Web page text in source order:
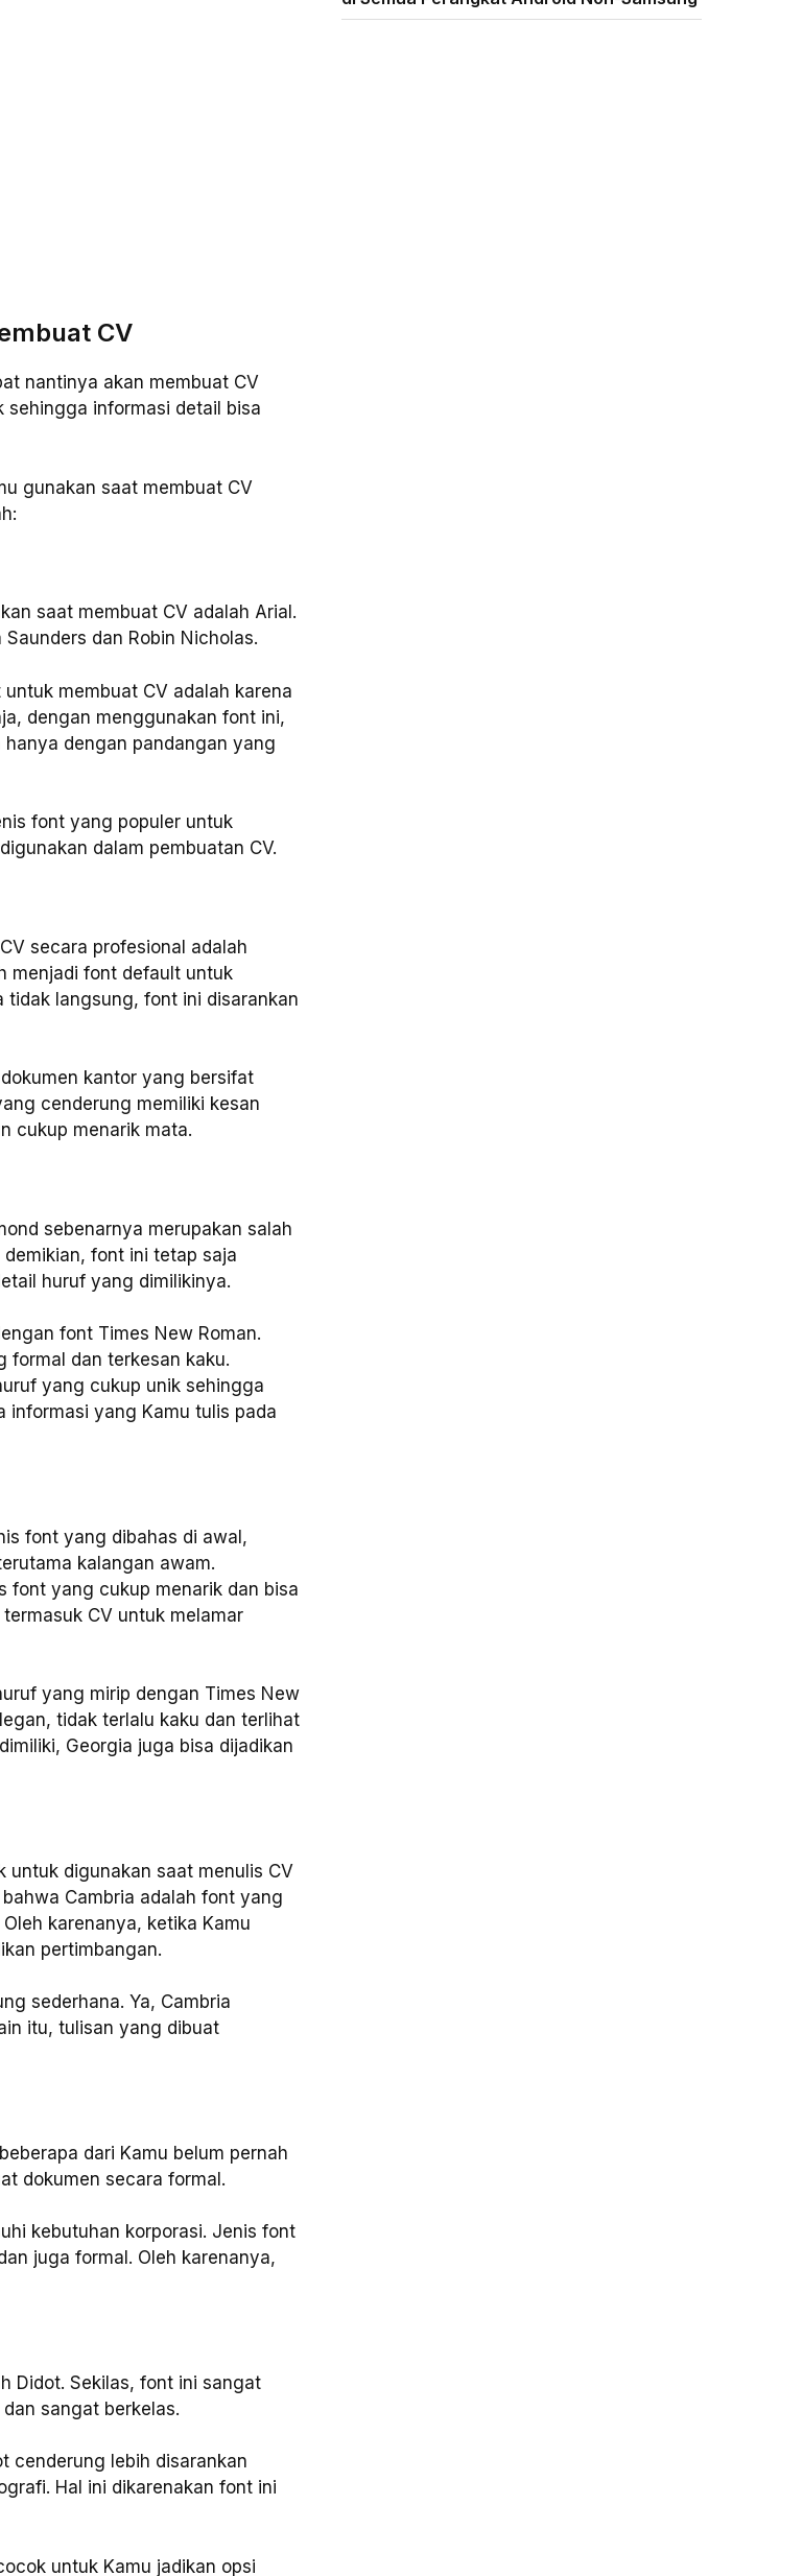
CV
nantinya akan membuat CV
informasi detail bisa
gunakan saat membuat CV
saat membuat CV adalah Arial.
dan Robin Nicholas.
membuat CV adalah karena
dengan menggunakan font ini,
dengan pandangan yang
font yang populer untuk
dalam pembuatan CV.
secara profesional adalah
menjadi font default untuk
langsung, font ini disarankan
kantor yang bersifat
cenderung memiliki kesan
cukup menarik mata.
sebenarnya merupakan salah
font ini tetap saja
huruf yang dimilikinya.
font Times New Roman.
formal dan terkesan kaku.
yang cukup unik sehingga
informasi yang Kamu tulis pada
font yang dibahas di awal,
kalangan awam.
font yang cukup menarik dan bisa
CV untuk melamar
yang mirip dengan Times New
tidak terlalu kaku dan terlihat
Georgia juga bisa dijadikan
untuk digunakan saat menulis CV
Cambria adalah font yang
karenanya, ketika Kamu
pertimbangan.
sederhana. Ya, Cambria
itu, tulisan yang dibuat
dari Kamu belum pernah
dokumen secara formal.
kebutuhan korporasi. Jenis font
juga formal. Oleh karenanya,
Didot. Sekilas, font ini sangat
sangat berkelas.
cenderung lebih disarankan
Hal ini dikarenakan font ini
untuk Kamu jadikan opsi